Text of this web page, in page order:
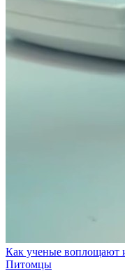
Как ученые воплощают
Питомцы